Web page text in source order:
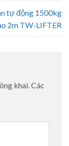
tự động 1500kg
2m TW-LIFTER
khai. Các